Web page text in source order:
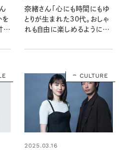
を
奈緒さん「心にも時間にもゆ
とりが生まれた30代。おしゃ
れも自由に楽しめるように」リ
CULTURE
2025.03.16